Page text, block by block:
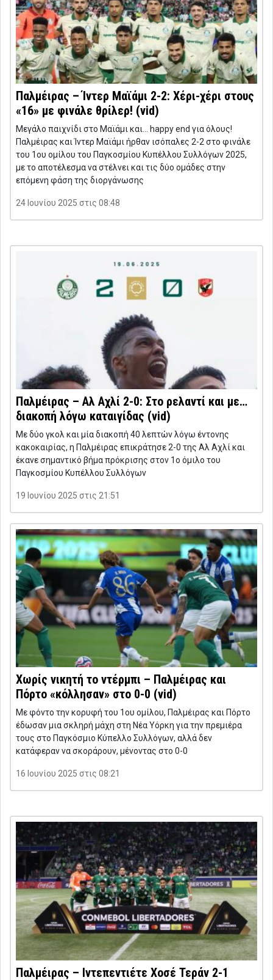
Παλμέιρας – Ίντερ Μαϊάμι 2-2: Χέρι-χέρι στους
«16» με φινάλε θρίλερ! (vid)
Μεγάλο παιχνίδι στο Μαϊάμι και… happy end για όλους!
Παλμέιρας και Ίντερ Μαϊάμι ήρθαν ισόπαλες 2-2 στο φινάλε
του 1ου ομίλου του Παγκοσμίου Κυπέλλου Συλλόγων 2025,
με το αποτέλεσμα να στέλνει και τις δύο ομάδες στην
επόμενη φάση της διοργάνωσης
24 Ιουνίου 2025 στις 08:48
Παλμέιρας – Αλ Αχλί 2-0: Στο ρελαντί και με…
διακοπή λόγω καταιγίδας (vid)
Με δύο γκολ και μία διακοπή 40 λεπτών λόγω έντονης
κακοκαιρίας, η Παλμέιρας επικράτησε 2-0 της Αλ Αχλί και
έκανε σημαντικό βήμα πρόκρισης στον 1ο όμιλο του
Παγκοσμίου Κυπέλλου Συλλόγων
19 Ιουνίου 2025 στις 21:51
Χωρίς νικητή το ντέρμπι – Παλμέιρας και
Πόρτο «κόλλησαν» στο 0-0 (vid)
Με φόντο την κορυφή του 1ου ομίλου, Παλμέιρας και Πόρτο
έδωσαν μια σκληρή μάχη στη Νέα Υόρκη για την πρεμιέρα
τους στο Παγκόσμιο Κύπελλο Συλλόγων, αλλά δεν
κατάφεραν να σκοράρουν, μένοντας στο 0-0
16 Ιουνίου 2025 στις 08:21
Παλμέιρας – Ιντεπεντιέτε Χοσέ Τεράν 2-1